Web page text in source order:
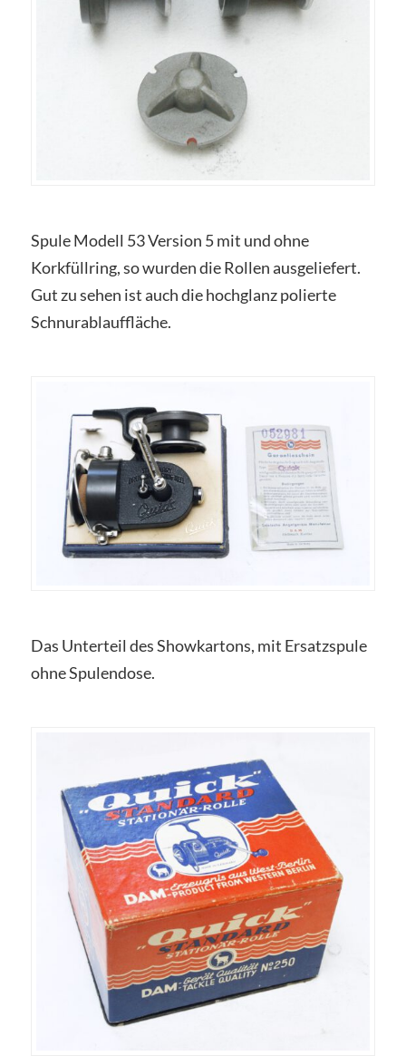
Spule Modell 53 Version 5 mit und ohne
Korkfüllring, so wurden die Rollen ausgeliefert.
Gut zu sehen ist auch die hochglanz polierte
Schnurablauffläche.
Das Unterteil des Showkartons, mit Ersatzspule
ohne Spulendose.